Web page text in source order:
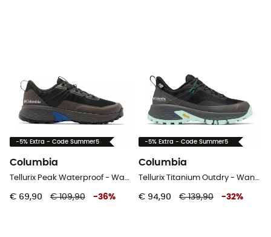
-5% Extra - Code Summer5
Columbia
€ 69,90 € 109,90 -36%
-5% Extra - Code Summer5
Columbia
€ 94,90 € 139,90 -32%